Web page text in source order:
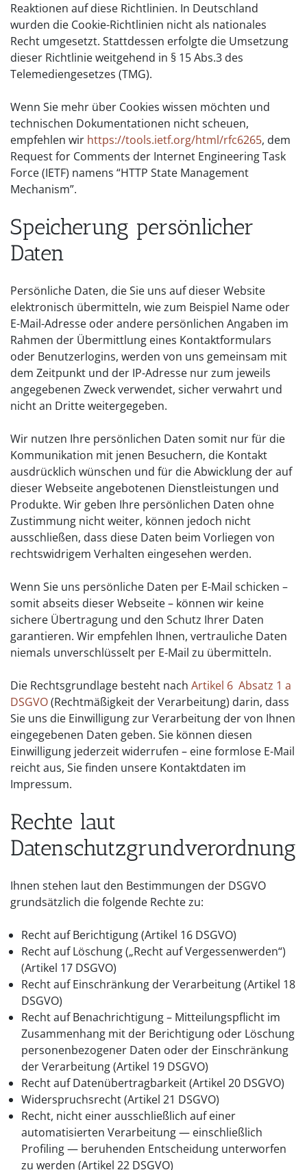
Reaktionen auf diese Richtlinien. In Deutschland
wurden die Cookie-Richtlinien nicht als nationales
Recht umgesetzt. Stattdessen erfolgte die Umsetzung
dieser Richtlinie weitgehend in § 15 Abs.3 des
Telemediengesetzes (TMG).
Wenn Sie mehr über Cookies wissen möchten und
technischen Dokumentationen nicht scheuen,
empfehlen wir https://tools.ietf.org/html/rfc6265, dem
Request for Comments der Internet Engineering Task
Force (IETF) namens “HTTP State Management
Mechanism”.
Speicherung persönlicher
Daten
Persönliche Daten, die Sie uns auf dieser Website
elektronisch übermitteln, wie zum Beispiel Name oder
E-Mail-Adresse oder andere persönlichen Angaben im
Rahmen der Übermittlung eines Kontaktformulars
oder Benutzerlogins, werden von uns gemeinsam mit
dem Zeitpunkt und der IP-Adresse nur zum jeweils
angegebenen Zweck verwendet, sicher verwahrt und
nicht an Dritte weitergegeben.
Wir nutzen Ihre persönlichen Daten somit nur für die
Kommunikation mit jenen Besuchern, die Kontakt
ausdrücklich wünschen und für die Abwicklung der auf
dieser Webseite angebotenen Dienstleistungen und
Produkte. Wir geben Ihre persönlichen Daten ohne
Zustimmung nicht weiter, können jedoch nicht
ausschließen, dass diese Daten beim Vorliegen von
rechtswidrigem Verhalten eingesehen werden.
Wenn Sie uns persönliche Daten per E-Mail schicken –
somit abseits dieser Webseite – können wir keine
sichere Übertragung und den Schutz Ihrer Daten
garantieren. Wir empfehlen Ihnen, vertrauliche Daten
niemals unverschlüsselt per E-Mail zu übermitteln.
Die Rechtsgrundlage besteht nach Artikel 6 Absatz 1 a
DSGVO(Rechtmäßigkeit der Verarbeitung) darin, dass
Sie uns die Einwilligung zur Verarbeitung der von Ihnen
eingegebenen Daten geben. Sie können diesen
Einwilligung jederzeit widerrufen – eine formlose E-Mail
reicht aus, Sie finden unsere Kontaktdaten im
Impressum.
Rechte laut
Datenschutzgrundverordnung
Ihnen stehen laut den Bestimmungen der DSGVO
grundsätzlich die folgende Rechte zu:
Recht auf Berichtigung (Artikel 16 DSGVO)
Recht auf Löschung („Recht auf Vergessenwerden“)
(Artikel 17 DSGVO)
Recht auf Einschränkung der Verarbeitung (Artikel 18
DSGVO)
Recht auf Benachrichtigung – Mitteilungspflicht im
Zusammenhang mit der Berichtigung oder Löschung
personenbezogener Daten oder der Einschränkung
der Verarbeitung (Artikel 19 DSGVO)
Recht auf Datenübertragbarkeit (Artikel 20 DSGVO)
Widerspruchsrecht (Artikel 21 DSGVO)
Recht, nicht einer ausschließlich auf einer
automatisierten Verarbeitung — einschließlich
Profiling — beruhenden Entscheidung unterworfen
zu werden (Artikel 22 DSGVO)